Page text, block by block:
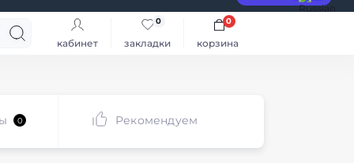
кабинет закладки
0
корзина
0
0 Рекомендуем